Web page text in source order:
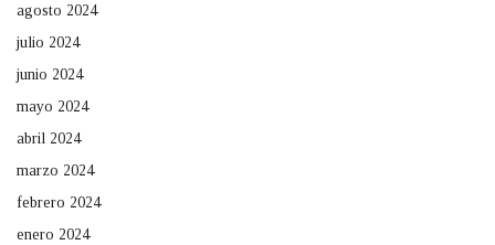
agosto 2024
julio 2024
junio 2024
mayo 2024
abril 2024
marzo 2024
febrero 2024
enero 2024